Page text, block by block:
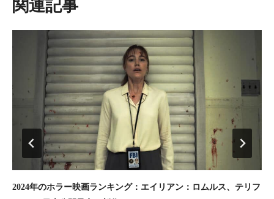
ン
類似投稿
2024年のホラー映画ランキング：エイリアン：ロムルス、テリフ